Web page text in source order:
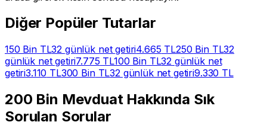
Diğer Popüler Tutarlar
150 BinTL32 günlük net getiri4.665 TL250 BinTL32
günlük net getiri7.775 TL100 BinTL32 günlük net
getiri3.110 TL300 BinTL32 günlük net getiri9.330 TL
200 Bin Mevduat Hakkında Sık
Sorulan Sorular